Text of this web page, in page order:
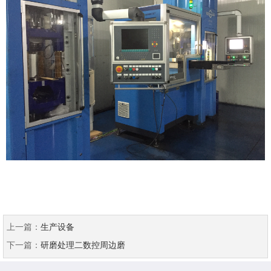
上一篇： 生产设备
下一篇： 研磨处理二数控周边磨